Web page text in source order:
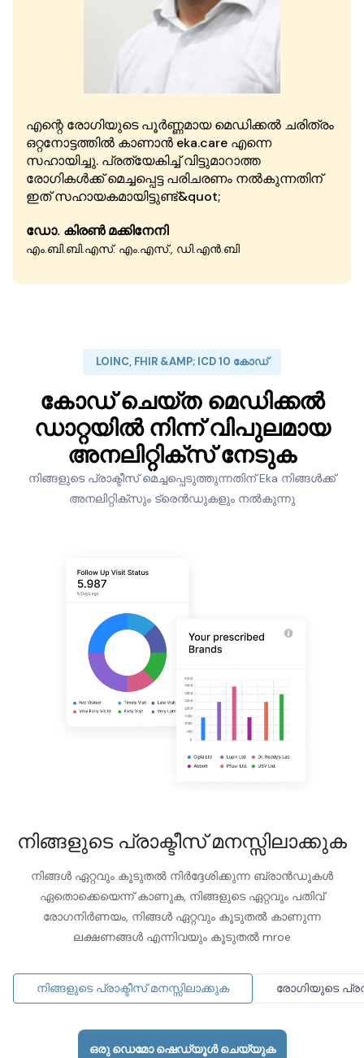
എന്റെ രോഗിയുടെ പൂർണ്ണമായ മെഡിക്കൽ ചരിത്രം
ഒറ്റനോട്ടത്തിൽ കാണാൻ eka.care എന്നെ
സഹായിച്ചു. പ്രത്യേകിച്ച് വിട്ടുമാറാത്ത
രോഗികൾക്ക് മെച്ചപ്പെട്ട പരിചരണം നൽകുന്നതിന്
ഇത് സഹായകമായിട്ടുണ്ട്&quot;
ഡോ. കിരൺ മക്കിനേനി
എം.ബി.ബി.എസ്. എം.എസ്., ഡി.എൻ.ബി
LOINC, FHIR &AMP; ICD 10 കോഡ്
കോഡ് ചെയ്ത മെഡിക്കൽ
ഡാറ്റയിൽ നിന്ന് വിപുലമായ
അനലിറ്റിക്‌സ് നേടുക
നിങ്ങളുടെ പ്രാക്ടീസ് മെച്ചപ്പെടുത്തുന്നതിന് Eka നിങ്ങൾക്ക്
അനലിറ്റിക്സും ട്രെൻഡുകളും നൽകുന്നു
നിങ്ങളുടെ പ്രാക്ടീസ് മനസ്സിലാക്കുക
നിങ്ങൾ ഏറ്റവും കൂടുതൽ നിർദ്ദേശിക്കുന്ന ബ്രാൻഡുകൾ
ഏതൊക്കെയെന്ന് കാണുക, നിങ്ങളുടെ ഏറ്റവും പതിവ്
രോഗനിർണയം, നിങ്ങൾ ഏറ്റവും കൂടുതൽ കാണുന്ന
ലക്ഷണങ്ങൾ എന്നിവയും കൂടുതൽ mroe
നിങ്ങളുടെ പ്രാക്ടീസ് മനസ്സിലാക്കുക രോഗിയുടെ
ഒരു ഡെമോ ഷെഡ്യൂൾ ചെയ്യുക